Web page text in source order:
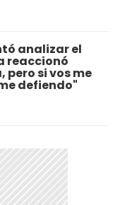
analizar el
reaccionó
pero si vos me
defiendo"